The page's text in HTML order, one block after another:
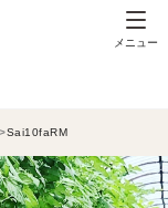
メニュー
Sai10faRM